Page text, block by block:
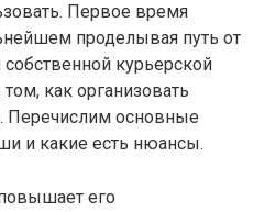
Первое время
проделывая путь от
курьерской
как организовать
Перечислим основные
и какие есть нюансы.
его